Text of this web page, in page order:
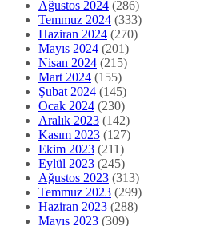
Ağustos 2024 (286)
Temmuz 2024 (333)
Haziran 2024 (270)
Mayıs 2024 (201)
Nisan 2024 (215)
Mart 2024 (155)
Şubat 2024 (145)
Ocak 2024 (230)
Aralık 2023 (142)
Kasım 2023 (127)
Ekim 2023 (211)
Eylül 2023 (245)
Ağustos 2023 (313)
Temmuz 2023 (299)
Haziran 2023 (288)
Mayıs 2023 (309)